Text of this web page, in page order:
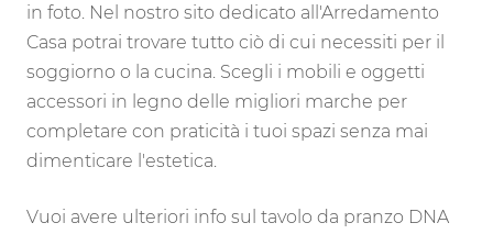
Vuoi avere ulteriori info sul tavolo da pranzo DNA
in foto. Nel nostro sito dedicato all'Arredamento
Casa potrai trovare tutto ciò di cui necessiti per il
soggiorno o la cucina. Scegli i mobili e oggetti
accessori in legno delle migliori marche per
completare con praticità i tuoi spazi senza mai
dimenticare l'estetica.